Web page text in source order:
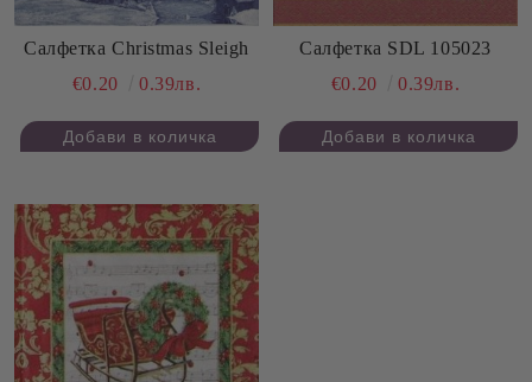
Салфетка Christmas Sleigh
€0.20
0.39лв.
Салфетка SDL 105023
€0.20
0.39лв.